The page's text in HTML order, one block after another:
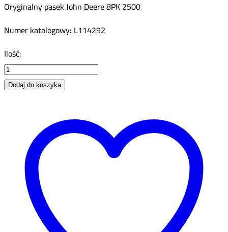
Oryginalny pasek John Deere 8PK 2500
Numer katalogowy: L114292
Pasek
wielorowkowy
John
quantity
Ilość:
Dodaj do koszyka